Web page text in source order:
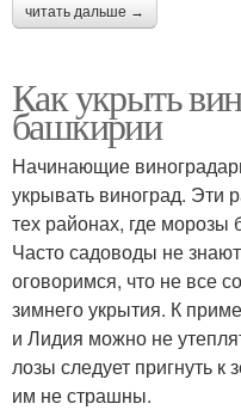
читать дальше →
Как укрыть
башкирии
Начинающие
укрывать виноград. Эти
тех районах, где
Часто садоводы не
оговоримся, что не все
зимнего укрытия. К
и Лидия можно не
лозы следует пригнуть
им не страшны.